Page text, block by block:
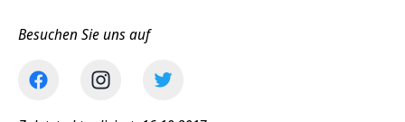
Besuchen Sie uns auf